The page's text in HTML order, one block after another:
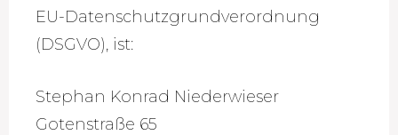
EU-Datenschutzgrundverordnung
(DSGVO), ist:
Stephan Konrad Niederwieser
Gotenstraße 65